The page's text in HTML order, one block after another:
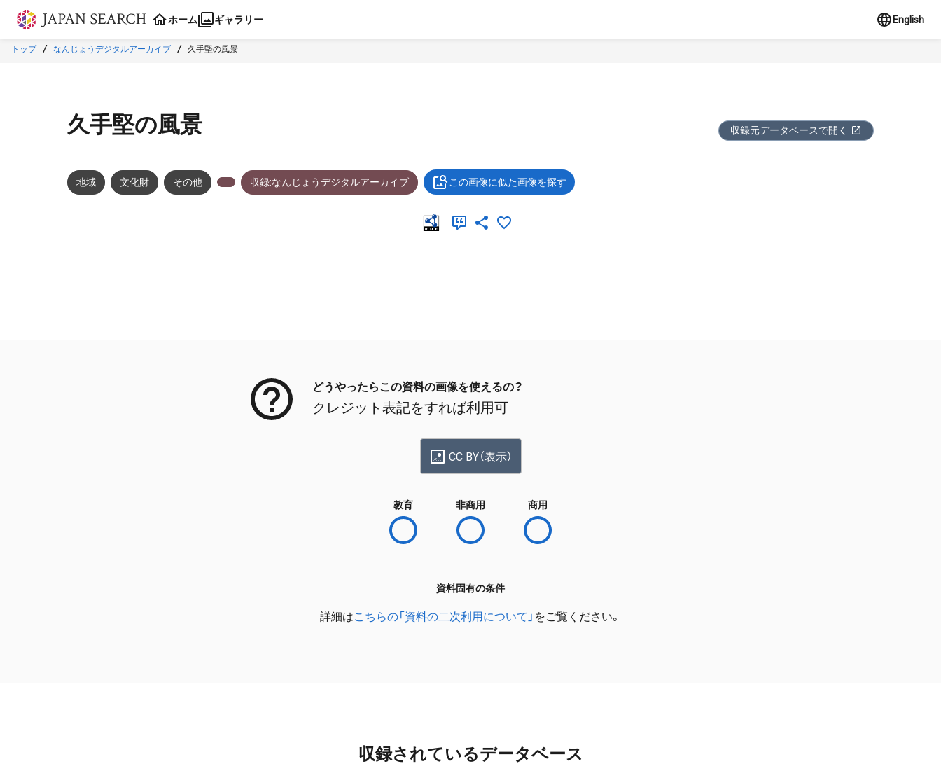
本文に飛ぶ
ホーム ギャラリー English
トップ なんじょうデジタルアーカイブ 久手堅の風景
久手堅の風景 収録元データベースで開く
地域 文化財 その他 収録:なんじょうデジタルアーカイブ この画像に似た画像を探す
どうやったらこの資料の画像を使えるの？
クレジット表記をすれば利用可
CC BY（表示）
教育 非商用 商用
資料固有の条件
詳細はこちらの「資料の二次利用について」 をご覧ください。
収録されているデータベース